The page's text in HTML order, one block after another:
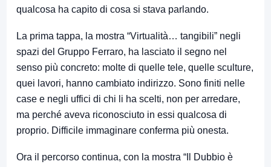
qualcosa ha capito di cosa si stava parlando.
La prima tappa, la mostra “Virtualità… tangibili” negli
spazi del Gruppo Ferraro, ha lasciato il segno nel
senso più concreto: molte di quelle tele, quelle sculture,
quei lavori, hanno cambiato indirizzo. Sono finiti nelle
case e negli uffici di chi li ha scelti, non per arredare,
ma perché aveva riconosciuto in essi qualcosa di
proprio. Difficile immaginare conferma più onesta.
Ora il percorso continua, con la mostra “Il Dubbio è